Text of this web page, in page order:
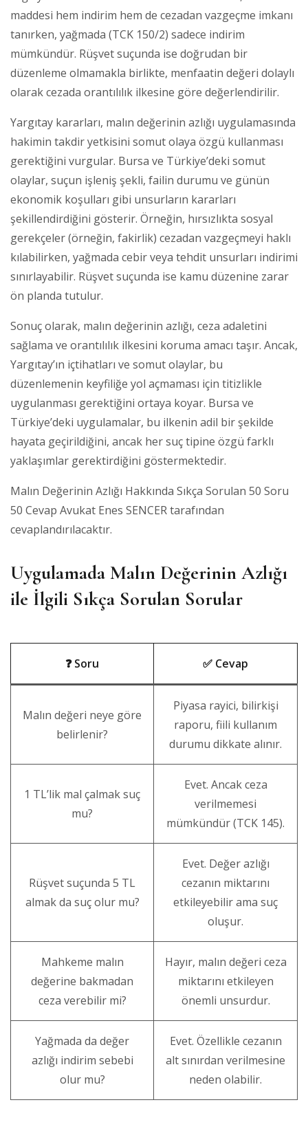
maddesi hem indirim hem de cezadan vazgeçme imkanı
tanırken, yağmada (TCK 150/2) sadece indirim
mümkündür. Rüşvet suçunda ise doğrudan bir
düzenleme olmamakla birlikte, menfaatin değeri dolaylı
olarak cezada orantılılık ilkesine göre değerlendirilir.
Yargıtay kararları, malın değerinin azlığı uygulamasında
hakimin takdir yetkisini somut olaya özgü kullanması
gerektiğini vurgular. Bursa ve Türkiye’deki somut
olaylar, suçun işleniş şekli, failin durumu ve günün
ekonomik koşulları gibi unsurların kararları
şekillendirdiğini gösterir. Örneğin, hırsızlıkta sosyal
gerekçeler (örneğin, fakirlik) cezadan vazgeçmeyi haklı
kılabilirken, yağmada cebir veya tehdit unsurları indirimi
sınırlayabilir. Rüşvet suçunda ise kamu düzenine zarar
ön planda tutulur.
Sonuç olarak, malın değerinin azlığı, ceza adaletini
sağlama ve orantılılık ilkesini koruma amacı taşır. Ancak,
Yargıtay’ın içtihatları ve somut olaylar, bu
düzenlemenin keyfiliğe yol açmaması için titizlikle
uygulanması gerektiğini ortaya koyar. Bursa ve
Türkiye’deki uygulamalar, bu ilkenin adil bir şekilde
hayata geçirildiğini, ancak her suç tipine özgü farklı
yaklaşımlar gerektirdiğini göstermektedir.
Malın Değerinin Azlığı Hakkında Sıkça Sorulan 50 Soru
50 Cevap Avukat Enes SENCER tarafından
cevaplandırılacaktır.
Uygulamada Malın Değerinin Azlığı
ile İlgili Sıkça Sorulan Sorular
❓ Soru ✅ Cevap
Malın değeri neye göre
belirlenir?
Piyasa rayici, bilirkişi
raporu, fiili kullanım
durumu dikkate alınır.
1 TL’lik mal çalmak suç
mu?
Evet. Ancak ceza
verilmemesi
mümkündür (TCK 145).
Rüşvet suçunda 5 TL
almak da suç olur mu?
Evet. Değer azlığı
cezanın miktarını
etkileyebilir ama suç
oluşur.
Mahkeme malın
değerine bakmadan
ceza verebilir mi?
Hayır, malın değeri ceza
miktarını etkileyen
önemli unsurdur.
Yağmada da değer
azlığı indirim sebebi
olur mu?
Evet. Özellikle cezanın
alt sınırdan verilmesine
neden olabilir.